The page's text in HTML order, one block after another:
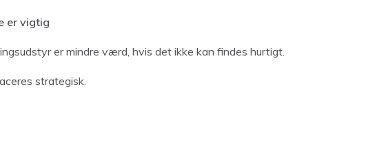
er vigtig
er mindre værd, hvis det ikke kan findes hurtigt.
strategisk.